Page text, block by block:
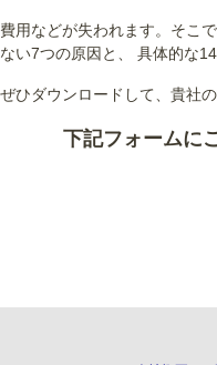
費用などが失われます。そこ
ない7つの原因と、 具体的な
ぜひダウンロードして、貴社
下記フォームに